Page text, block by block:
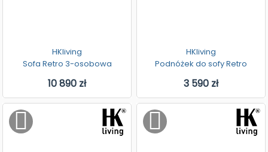
HKliving
Sofa Retro 3-osobowa
10 890 zł
HKliving
Podnóżek do sofy Retro
3 590 zł